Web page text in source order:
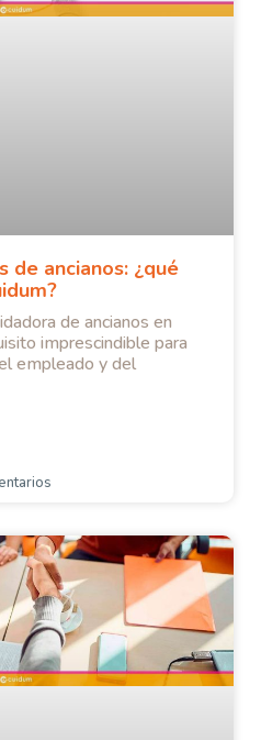
de ancianos: ¿qué
de ancianos en
imprescindible para
empleado y del